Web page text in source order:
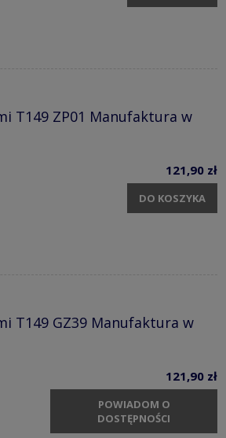
T149 ZP01 Manufaktura w
121,90 zł
DO KOSZYKA
T149 GZ39 Manufaktura w
121,90 zł
POWIADOM O
DOSTĘPNOŚCI